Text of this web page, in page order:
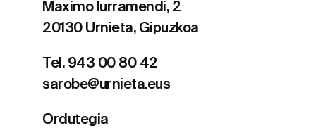
Maximo Iurramendi, 2
20130 Urnieta, Gipuzkoa
Tel. 943 00 80 42
sarobe@urnieta.eus
Ordutegia